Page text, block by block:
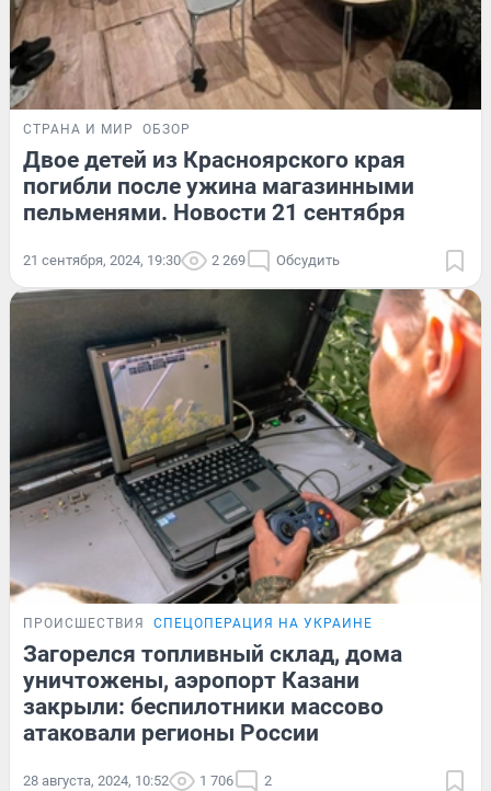
СТРАНА И МИР ОБЗОР
Двое детей из Красноярского края
погибли после ужина магазинными
пельменями. Новости 21 сентября
21 сентября, 2024, 19:30 2 269 Обсудить
ПРОИСШЕСТВИЯ СПЕЦОПЕРАЦИЯ НА УКРАИНЕ
Загорелся топливный склад, дома
уничтожены, аэропорт Казани
закрыли: беспилотники массово
атаковали регионы России
28 августа, 2024, 10:52 1 706 2